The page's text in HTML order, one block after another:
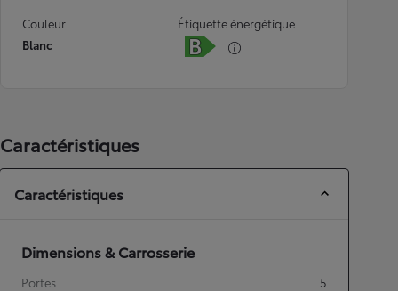
Couleur
Blanc
Étiquette énergétique
Caractéristiques
Caractéristiques
Dimensions & Carrosserie
Portes
5